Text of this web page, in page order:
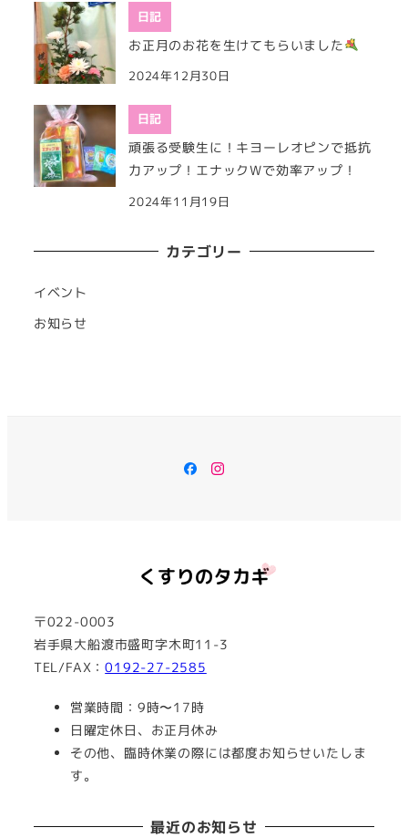
日記
お正月のお花を生けてもらいました
2024年12月30日
日記
頑張る受験生に！キヨーレオピンで抵抗
力アップ！エナックWで効率アップ！
2024年11月19日
カテゴリー
イベント
お知らせ
Facebook
Instagram
〒022-0003
岩手県大船渡市盛町字木町11-3
TEL/FAX：0192-27-2585
営業時間：9時〜17時
日曜定休日、お正月休み
その他、臨時休業の際には都度お知らせいたしま
す。
最近のお知らせ